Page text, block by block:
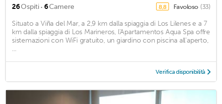
26Ospiti · 6Camere 8,8 Favoloso (33)
Situato a Viña del Mar, a 2,9 km dalla spiaggia di Los Lilenes e a 7
km dalla spiaggia di Los Marineros, l'Apartamentos Aqua Spa offre
sistemazioni con WiFi gratuito, un giardino con piscina all'aperto,
...
Verifica disponibilità